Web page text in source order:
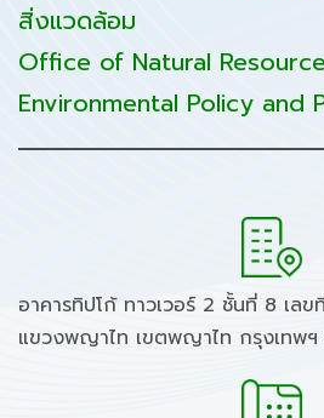
สิ่งแวดล้อม
Office of Natural
Environmental Policy and
อาคารทิปโก้ ทาวเวอร์ 2 ชั้นที่ 8 เลข
แขวงพญาไท เขตพญาไท กรุงเทพ